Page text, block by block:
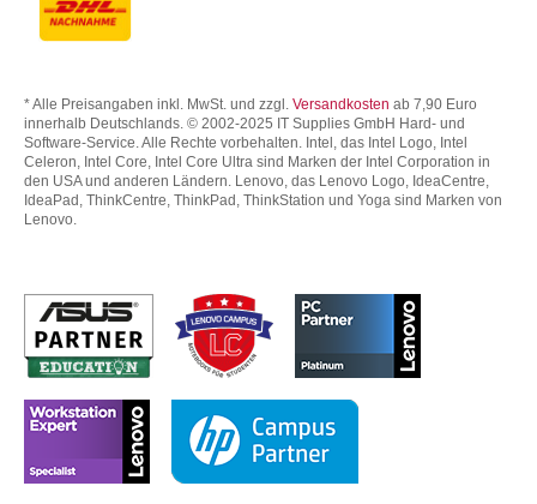
* Alle Preisangaben inkl. MwSt. und zzgl. Versandkosten ab 7,90 Euro
innerhalb Deutschlands. © 2002-2025 IT Supplies GmbH Hard- und
Software-Service. Alle Rechte vorbehalten. Intel, das Intel Logo, Intel
Celeron, Intel Core, Intel Core Ultra sind Marken der Intel Corporation in
den USA und anderen Ländern. Lenovo, das Lenovo Logo, IdeaCentre,
IdeaPad, ThinkCentre, ThinkPad, ThinkStation und Yoga sind Marken von
Lenovo.